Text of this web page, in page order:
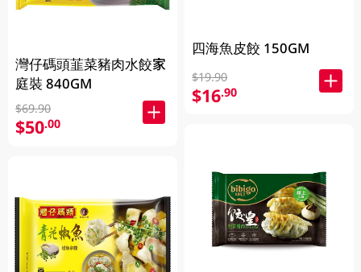
灣仔碼頭韮菜豬肉水餃家
庭裝 840GM
$69.90
$50.00
四海魚皮餃 150GM
$19.90
$16.90